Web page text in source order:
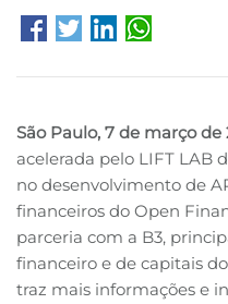
São Paulo, 7 de março de
acelerada pelo LIFT LAB
no desenvolvimento de
financeiros do Open
parceria com a B3,
financeiro e de capitais
traz mais informações e